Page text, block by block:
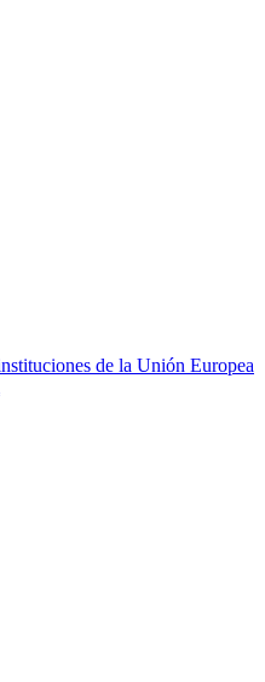
de la Unión Europea